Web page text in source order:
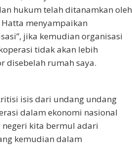
hukum telah ditanamkan oleh
menyampaikan
jika kemudian organisasi
tidak akan lebih
disebelah rumah saya.
isis dari undang undang
dalam ekonomi nasional
kita bermul adari
kemudian dalam